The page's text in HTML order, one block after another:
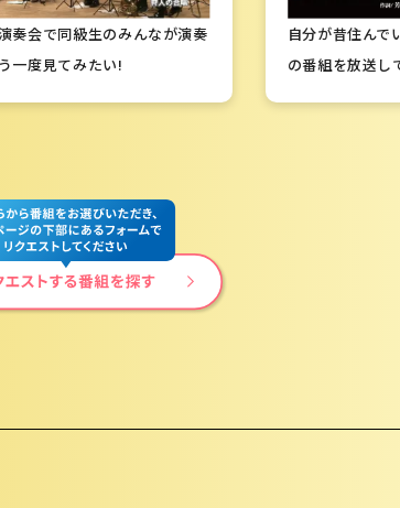
奏会で同級生のみんなが演奏
一度見てみたい!
自分が昔住んで
の番組を放送し